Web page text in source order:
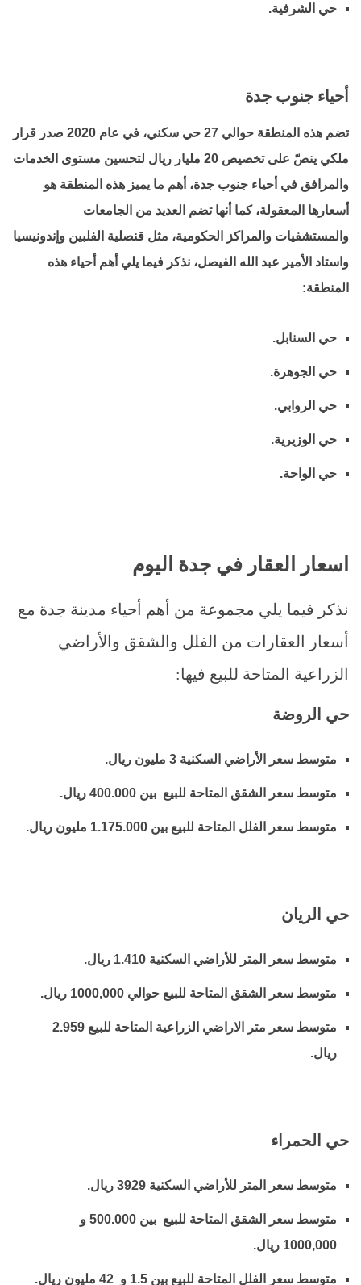
حي الشرفية.
أحياء جنوب جدة
تضم هذه المنطقة حوالي 27 حي سكني، في عام 2020 صدر قرار
ملكي ينصّ على تخصيص 20 مليار ريال لتحسين مستوى الخدمات
والمرافق في أحياء جنوب جدة، أهم ما يميز هذه المنطقة هو
أسعارها المعقولة، كما أنها تضم العديد من الجامعات
والمستشفيات والمراكز الحكومية، مثل قنصلية الفلبين وإندونيسيا
واستاد الأمير عبد الله الفيصل، نذكر فيما يلي أهم أحياء هذه
المنطقة:
حي السنابل.
حي الجوهرة.
حي الروابي.
حي الوزيرية.
حي الواحة.
اسعار العقار في جدة اليوم
نذكر فيما يلي مجموعة من أهم أحياء مدينة جدة مع
أسعار العقارات من الفلل والشقق والأراضي
الزراعية المتاحة للبيع فيها:
حي الروضة
متوسط سعر الأراضي السكنية 3 مليون ريال.
متوسط سعر الشقق المتاحة للبيع بين 400.000 ريال.
متوسط سعر الفلل المتاحة للبيع بين 1.175.000 مليون ريال.
حي الريان
متوسط سعر المتر للأراضي السكنية 1.410 ريال.
متوسط سعر الشقق المتاحة للبيع حوالي 1000,000 ريال.
متوسط سعر متر الاراضي الزراعية المتاحة للبيع 2.959
ريال.
حي الحمراء
متوسط سعر المتر للأراضي السكنية 3929 ريال.
متوسط سعر الشقق المتاحة للبيع بين 500.000 و
1000,000 ريال.
متوسط سعر الفلل المتاحة للبيع بين 1.5 و 42 مليون ريال.